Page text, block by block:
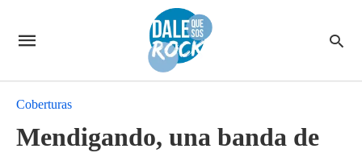
Coberturas
Mendigando, una banda de